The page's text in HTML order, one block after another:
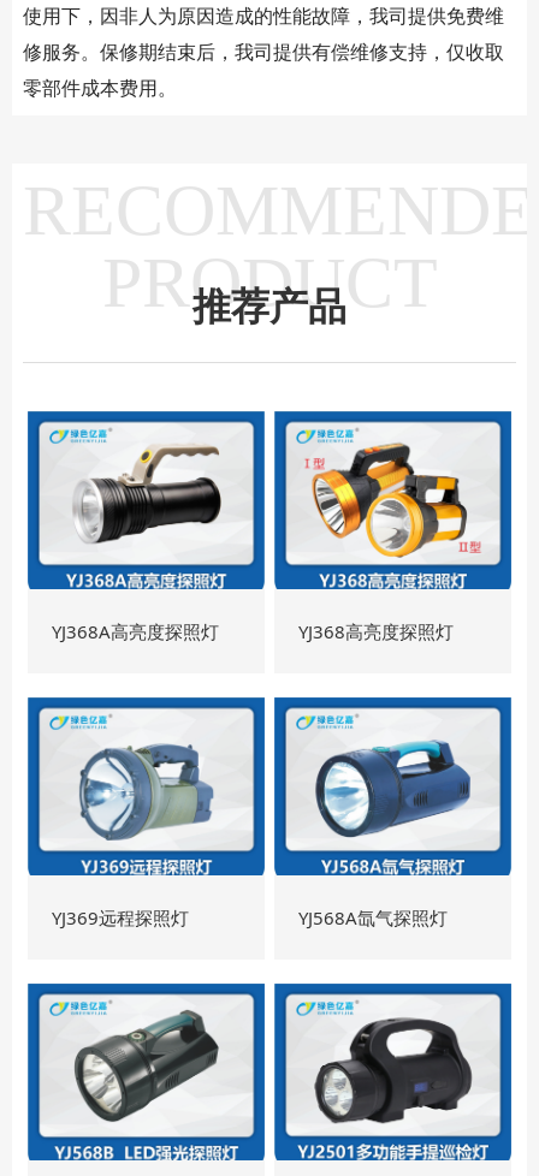
使用下，因非人为原因造成的性能故障，我司提供免费维
修服务。保修期结束后，我司提供有偿维修支持，仅收取
零部件成本费用。
PRODUCT
推荐产品
YJ368A高亮度探照灯 YJ368高亮度探照灯
YJ369远程探照灯 YJ568A氙气探照灯